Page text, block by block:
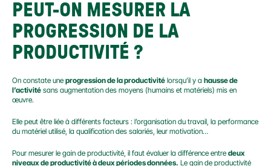
PEUT-ON MESURER LA
PROGRESSION DE LA
PRODUCTIVITÉ ?
On constate une progression de la productivité lorsqu’il y a hausse de
l’activité sans augmentation des moyens (humains et matériels) mis en
œuvre.
Elle peut être liée à différents facteurs : l’organisation du travail, la performance
du matériel utilisé, la qualification des salariés, leur motivation…
Pour mesurer le gain de productivité, il faut évaluer la différence entre deux
niveaux de productivité à deux périodes données. Le gain de productivité